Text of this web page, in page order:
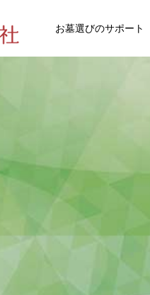
お墓選びのサポート